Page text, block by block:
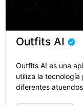
Outfits AI
Outfits AI es una
utiliza la tecnología
diferentes